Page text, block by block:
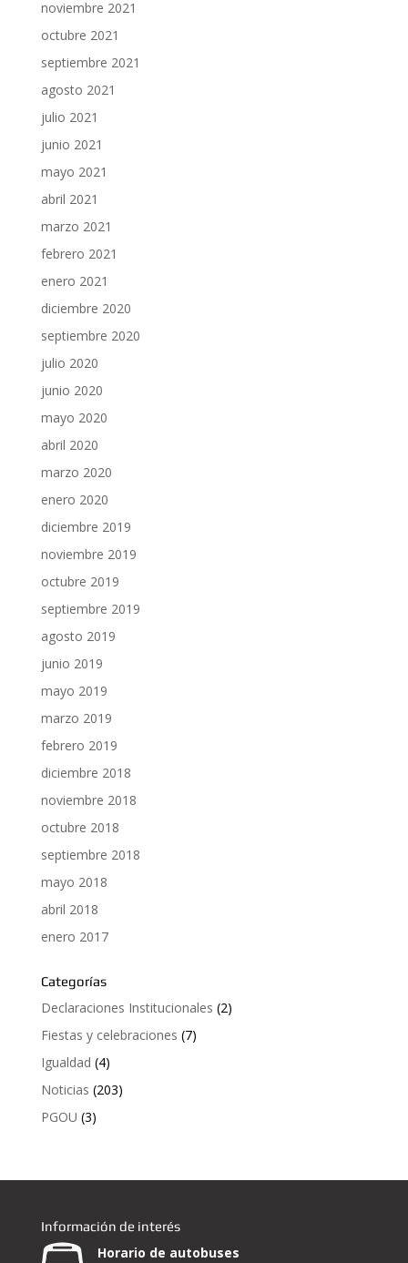
noviembre 2021
octubre 2021
septiembre 2021
agosto 2021
julio 2021
junio 2021
mayo 2021
abril 2021
marzo 2021
febrero 2021
enero 2021
diciembre 2020
septiembre 2020
julio 2020
junio 2020
mayo 2020
abril 2020
marzo 2020
enero 2020
diciembre 2019
noviembre 2019
octubre 2019
septiembre 2019
agosto 2019
junio 2019
mayo 2019
marzo 2019
febrero 2019
diciembre 2018
noviembre 2018
octubre 2018
septiembre 2018
mayo 2018
abril 2018
enero 2017
Categorías
Declaraciones Institucionales (2)
Fiestas y celebraciones (7)
Igualdad (4)
Noticias (203)
PGOU (3)
Información de interés
Horario de autobuses